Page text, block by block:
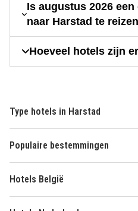
Is augustus 2026
naar Harstad te
Hoeveel hotels zijn
Type hotels in Harstad
Populaire bestemmingen
Hotels België